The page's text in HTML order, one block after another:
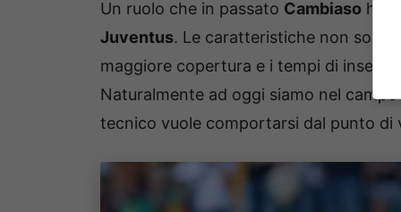
Un ruolo che in passato Cambiaso ha
Juventus. Le caratteristiche non sono
maggiore copertura e i tempi di
Naturalmente ad oggi siamo nel
tecnico vuole comportarsi dal punto di